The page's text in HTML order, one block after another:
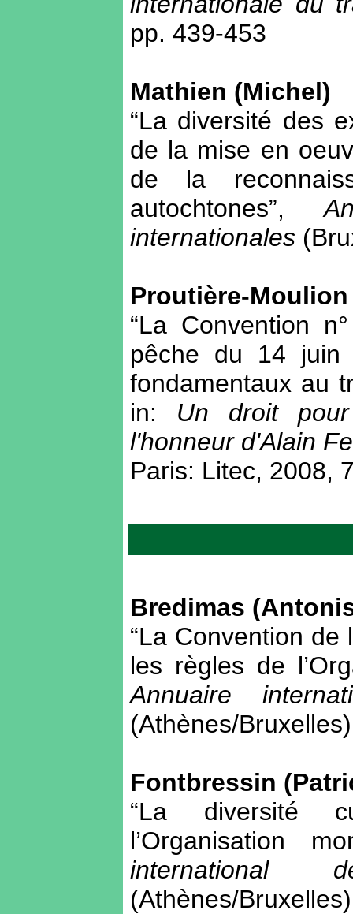
pp. 439-453
Mathien (Michel)
“La diversité des
de la mise en
de la
autochtones”,
internationales
Proutière-
“La Convention
pêche du 14 juin
fondamentaux au
in: Un droit
l'honneur d'Alain
Paris: Litec, 2008,
Bredimas
“La Convention de
les règles de
Annuaire
(Athènes/
Fontbressin
“La diversité
l’Organisation
(Athènes/